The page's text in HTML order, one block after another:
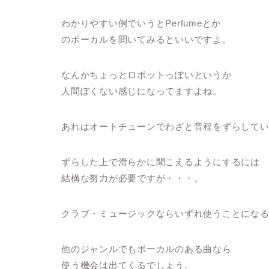
わかりやすい例でいうとPerfumeとか
のボーカルを聞いてみるといいですよ。
なんかちょっとロボットっぽいというか
人間ぽくない感じになってますよね。
あれはオートチューンでわざと音程をずらしてい
ずらした上で滑らかに聞こえるようにするには
結構な努力が必要ですが・・・。
クラブ・ミュージックならいずれ使うことになる
他のジャンルでもボーカルのある曲なら
使う機会は出てくるでしょう。